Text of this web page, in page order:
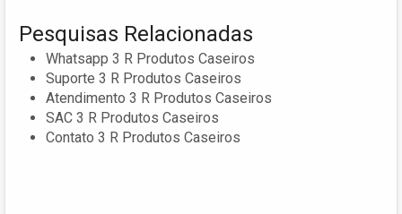
Pesquisas Relacionadas
Whatsapp 3 R Produtos Caseiros
Suporte 3 R Produtos Caseiros
Atendimento 3 R Produtos Caseiros
SAC 3 R Produtos Caseiros
Contato 3 R Produtos Caseiros